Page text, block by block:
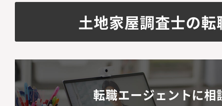
土地家屋調査士の
転職エージェントに相